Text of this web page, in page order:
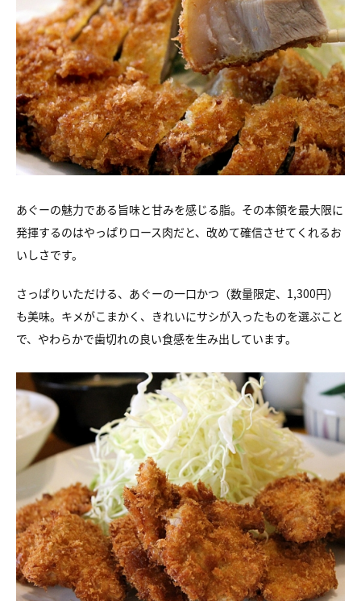
あぐーの魅力である旨味と甘みを感じる脂。 その本領を最大限に
発揮するのはやっぱりロース肉だと、 改めて確信させてくれるお
いしさです。
さっぱりいただける、 あぐーの一口かつ（数量限定、1,300円）
も美味。キメがこまかく、 きれいにサシが入ったものを選ぶこと
で、 やわらかで歯切れの良い食感を生み出しています。